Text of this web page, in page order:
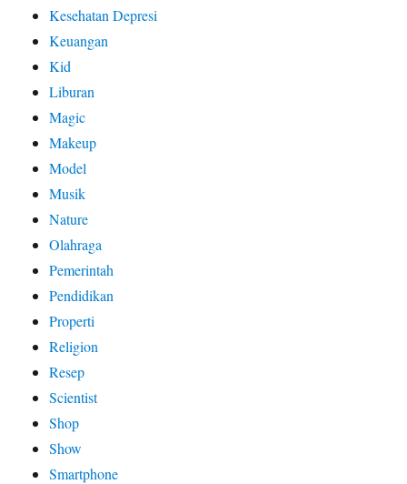
Kesehatan Depresi
Keuangan
Kid
Liburan
Magic
Makeup
Model
Musik
Nature
Olahraga
Pemerintah
Pendidikan
Properti
Religion
Resep
Scientist
Shop
Show
Smartphone